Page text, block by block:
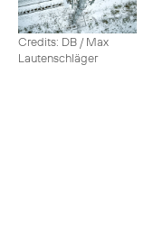
Credits: DB / Max
Lautenschläger